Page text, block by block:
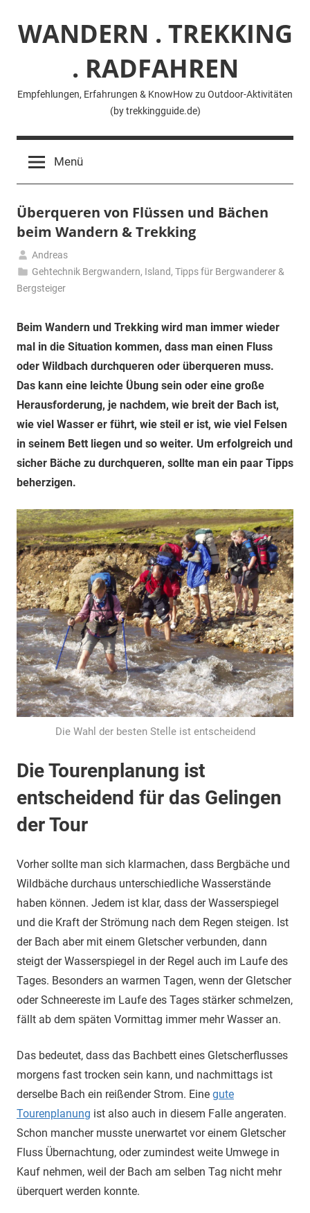
Inhalt
springenWANDERN . TREKKING
. RADFAHREN
Empfehlungen, Erfahrungen & KnowHow zu Outdoor-Aktivitäten
(by trekkingguide.de)
Menü
Überqueren von Flüssen und Bächen
beim Wandern & Trekking
22.
Januar
Andreas
Gehtechnik Bergwandern, Island,Tipps für Bergwanderer &
Bergsteiger
Beim Wandern und Trekking wird man immer wieder
mal in die Situation kommen, dass man einen Fluss
oder Wildbach durchqueren oder überqueren muss.
Das kann eine leichte Übung sein oder eine große
Herausforderung, je nachdem, wie breit der Bach ist,
wie viel Wasser er führt, wie steil er ist, wie viel Felsen
in seinem Bett liegen und so weiter. Um erfolgreich und
sicher Bäche zu durchqueren, sollte man ein paar Tipps
beherzigen.
Die Wahl der besten Stelle ist entscheidend
Die Tourenplanung ist
entscheidend für das Gelingen
der Tour
Vorher sollte man sich klarmachen, dass Bergbäche und
Wildbäche durchaus unterschiedliche Wasserstände
haben können. Jedem ist klar, dass der Wasserspiegel
und die Kraft der Strömung nach dem Regen steigen. Ist
der Bach aber mit einem Gletscher verbunden, dann
steigt der Wasserspiegel in der Regel auch im Laufe des
Tages. Besonders an warmen Tagen, wenn der Gletscher
oder Schneereste im Laufe des Tages stärker schmelzen,
fällt ab dem späten Vormittag immer mehr Wasser an.
Das bedeutet, dass das Bachbett eines Gletscherflusses
morgens fast trocken sein kann, und nachmittags ist
derselbe Bach ein reißender Strom. Eine gute
Tourenplanung ist also auch in diesem Falle angeraten.
Schon mancher musste unerwartet vor einem Gletscher
Fluss Übernachtung, oder zumindest weite Umwege in
Kauf nehmen, weil der Bach am selben Tag nicht mehr
überquert werden konnte.